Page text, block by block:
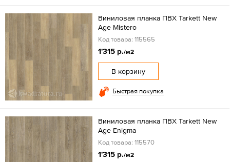
Виниловая планка ПВХ Tarkett New
Age Mistero
Код товара: 115565
1'315 р./м2
В корзину
Быстрая покупка
Виниловая планка ПВХ Tarkett New
Age Enigma
Код товара: 115570
1'315 р./м2